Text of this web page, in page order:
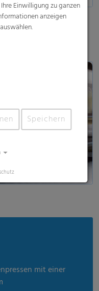
mit einer
Einwilligung zu ganzen
anzeigen
Speichern